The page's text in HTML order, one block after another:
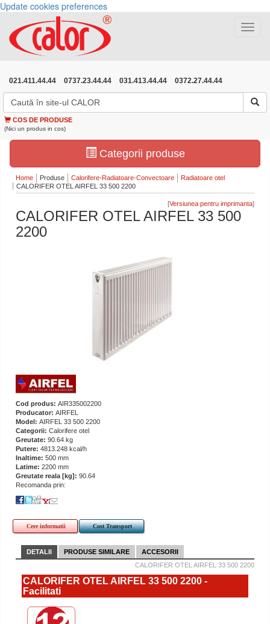
Update cookies preferences
Toggle
021.411.44.44 0737.23.44.44 031.413.44.44 0372.27.44.44
COS DE PRODUSE
(Nici un produs in cos)
Categorii produse
Home Produse Calorifere-Radiatoare-Convectoare
Radiatoare otel
CALORIFER OTEL AIRFEL 33 500 2200
[ ]
CALORIFER OTEL AIRFEL 33 500
2200
Cod produs: AIR335002200
Producator: AIRFEL
Model: AIRFEL 33 500 2200
Categorii: Calorifere otel
Greutate: 90.64 kg
Putere: 4813.248 kcal/h
Inaltime: 500 mm
Latime: 2200 mm
Greutate reala [kg]: 90.64
Recomanda prin:
Cere informatii Cost Transport
DETALII PRODUSE SIMILARE
ACCESORII
CALORIFER OTEL AIRFEL 33 500 2200
CALORIFER OTEL AIRFEL 33 500 2200 -
Facilitati